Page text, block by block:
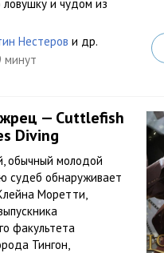
и чудом из
Нестеров и др.
минут
— Cuttlefish
Diving
обычный молодой
судеб обнаруживает
Моретти,
факультета
Тингон,